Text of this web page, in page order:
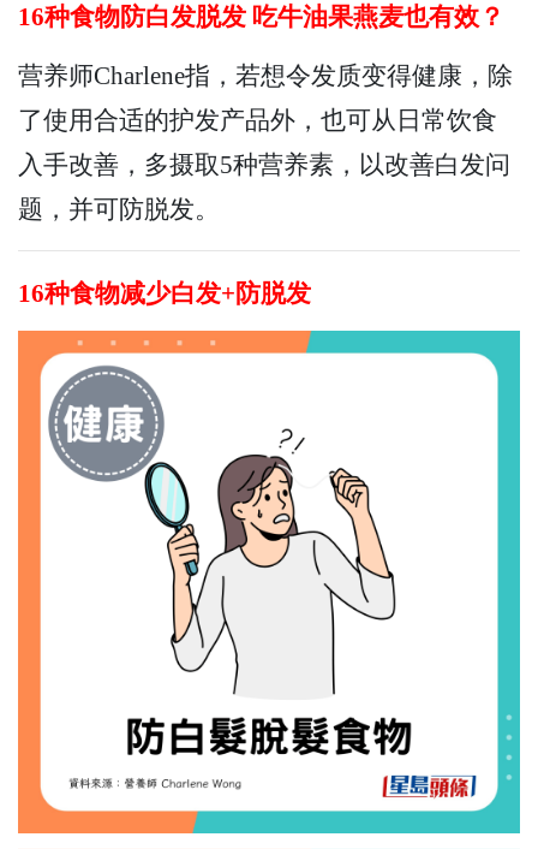
16种食物防白发脱发 吃牛油果燕麦也有效？
营养师Charlene指，若想令发质变得健康，除
了使用合适的护发产品外，也可从日常饮食
入手改善，多摄取5种营养素，以改善白发问
题，并可防脱发。
16种食物减少白发+防脱发